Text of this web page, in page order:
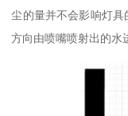
尘的量并不会影响灯
方向由喷嘴喷射出的水